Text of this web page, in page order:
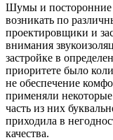
Шумы и посторонние
возникать по
проектировщики и
внимания
застройке в
приоритете было
не обеспечение
применяли
часть из них
приходила в
качества.